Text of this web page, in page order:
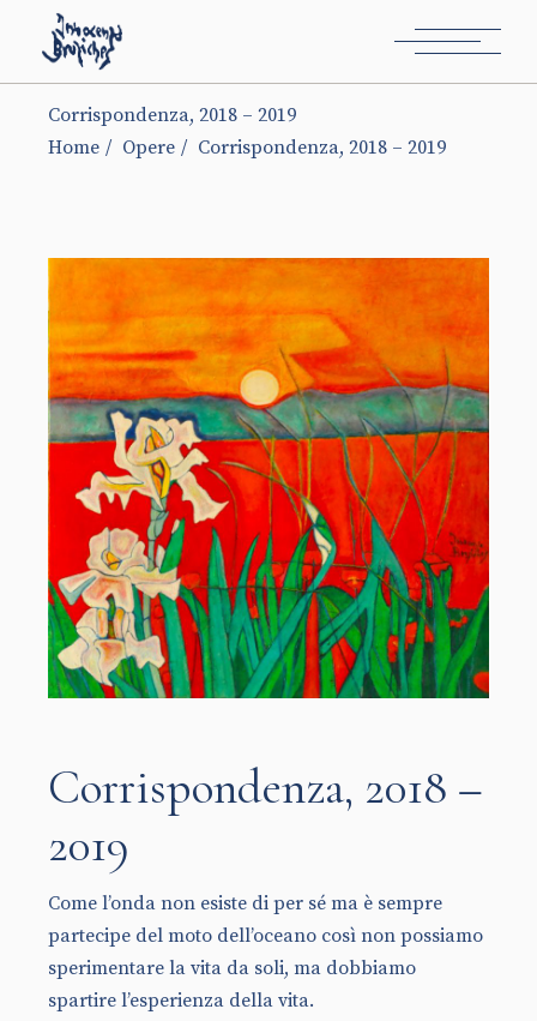
Corrispondenza, 2018 – 2019
Home
Opere Corrispondenza, 2018 – 2019
Corrispondenza, 2018 –
2019
Come l’onda non esiste di per sé ma è sempre
partecipe del moto dell’oceano così non possiamo
sperimentare la vita da soli, ma dobbiamo
spartire l’esperienza della vita.